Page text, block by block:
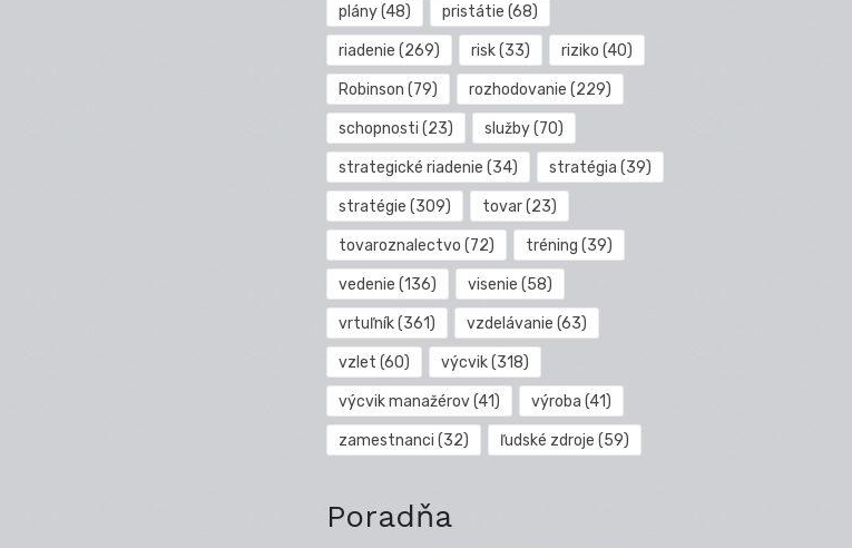
plány(48) pristátie (68)
riadenie (269) risk(33) riziko (40)
Robinson (79) rozhodovanie (229)
schopnosti (23) služby(70)
strategické riadenie (34) stratégia (39)
stratégie (309) tovar(23)
tovaroznalectvo (72) tréning (39)
vedenie (136) visenie (58)
vrtuľník(361) vzdelávanie (63)
vzlet (60) výcvik(318)
výcvik manažérov(41) výroba (41)
zamestnanci (32) ľudské zdroje (59)
Poradňa